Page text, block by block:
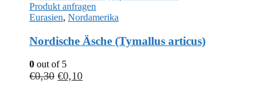
Produkt anfragen
Eurasien, Nordamerika
Nordische Äsche (Tymallus articus)
0 out of 5
€0,30 €0,10